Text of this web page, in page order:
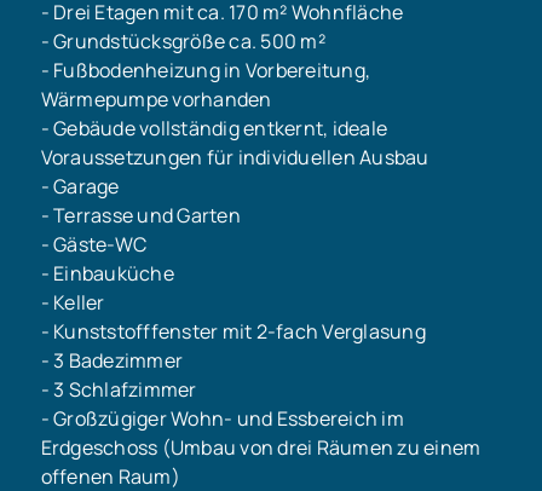
- Drei Etagen mit ca. 170 m² Wohnfläche
- Grundstücksgröße ca. 500 m²
- Fußbodenheizung in Vorbereitung,
Wärmepumpe vorhanden
- Gebäude vollständig entkernt, ideale
Voraussetzungen für individuellen Ausbau
- Garage
- Terrasse und Garten
- Gäste-WC
- Einbauküche
- Keller
- Kunststofffenster mit 2-fach Verglasung
- 3 Badezimmer
- 3 Schlafzimmer
- Großzügiger Wohn- und Essbereich im
Erdgeschoss (Umbau von drei Räumen zu einem
offenen Raum)